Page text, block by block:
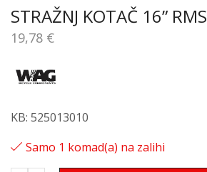
STRAŽNJ KOTAČ 16” RMS
19,78 €
KB: 525013010
Samo 1 komad(a) na zalihi